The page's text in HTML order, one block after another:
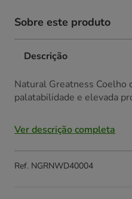
Sobre este produto
Descrição
Natural Greatness Coelho
palatabilidade e elevada
Ver descrição completa
Ref. NGRNWD40004